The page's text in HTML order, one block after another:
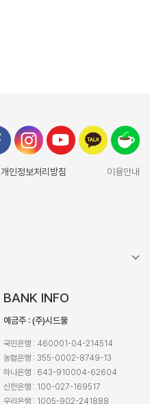
개인정보처리방침
이용안내
BANK INFO
예금주 : (주)시드물
국민은행 : 460001-04-214514
농협은행 : 355-0002-8749-13
하나은행 : 643-910004-62604
신한은행 : 100-027-169517
우리은행 : 1005-902-241888